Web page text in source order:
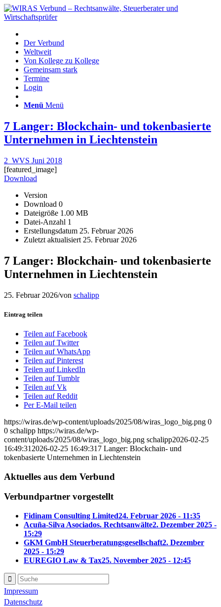
Der Verbund
Weltweit
Von Kollege zu Kollege
Gemeinsam stark
Termine
Login
Menü Menü
7 Langer: Blockchain- und tokenbasierte
Unternehmen in Liechtenstein
2_WVS Juni 2018
[featured_image]
Download
Version
Download 0
Dateigröße 1.00 MB
Datei-Anzahl 1
Erstellungsdatum 25. Februar 2026
Zuletzt aktualisiert 25. Februar 2026
7 Langer: Blockchain- und tokenbasierte
Unternehmen in Liechtenstein
25. Februar 2026/von schalipp
Eintrag teilen
Teilen auf Facebook
Teilen auf Twitter
Teilen auf WhatsApp
Teilen auf Pinterest
Teilen auf LinkedIn
Teilen auf Tumblr
Teilen auf Vk
Teilen auf Reddit
Per E-Mail teilen
https://wiras.de/wp-content/uploads/2025/08/wiras_logo_big.png 0
0 schalipp https://wiras.de/wp-
content/uploads/2025/08/wiras_logo_big.png schalipp2026-02-25
16:49:31 2026-02-25 16:49:31 7 Langer: Blockchain- und
tokenbasierte Unternehmen in Liechtenstein
Aktuelles aus dem Verbund
Verbundpartner vorgestellt
Fidinam Consulting Limited24. Februar 2026 - 11:35
Acuña-Silva Asociados. Rechtsanwälte2. Dezember 2025 -
15:29
GKM GmbH Steuerberatungsgesellschaft2. Dezember
2025 - 15:29
EUREGIO Law & Tax25. November 2025 - 12:45
Impressum
Datenschutz